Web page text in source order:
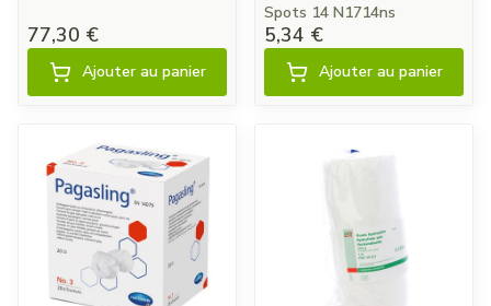
77,30 €
Ajouter au panier
Spots 14 N1714ns
5,34 €
Ajouter au panier